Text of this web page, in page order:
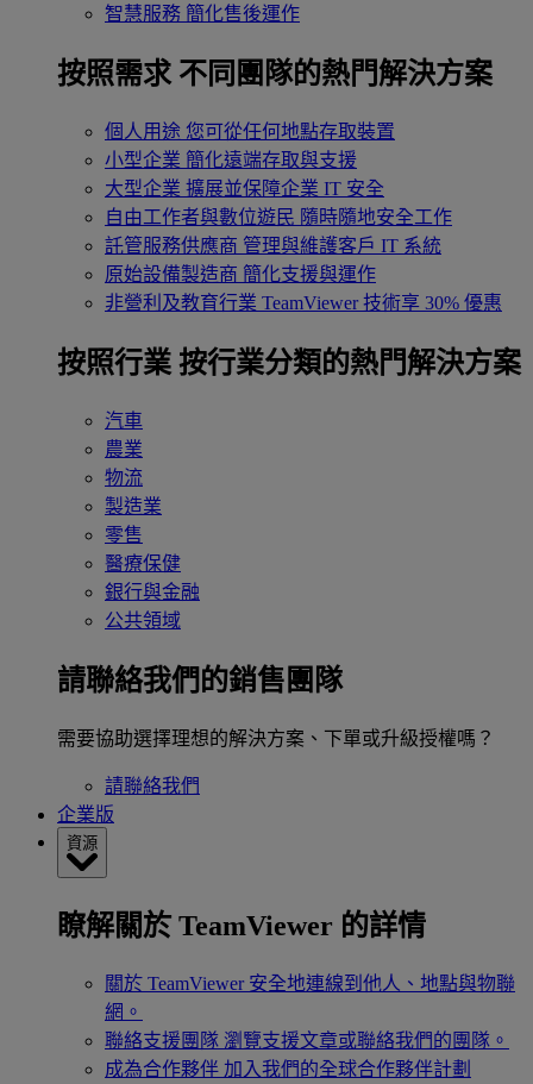
智慧服務 簡化售後運作
按照需求 不同團隊的熱門解決方案
個人用途 您可從任何地點存取裝置
小型企業 簡化遠端存取與支援
大型企業 擴展並保障企業 IT 安全
自由工作者與數位遊民 隨時隨地安全工作
託管服務供應商 管理與維護客戶 IT 系統
原始設備製造商 簡化支援與運作
非營利及教育行業 TeamViewer 技術享 30% 優惠
按照行業 按行業分類的熱門解決方案
汽車
農業
物流
製造業
零售
醫療保健
銀行與金融
公共領域
請聯絡我們的銷售團隊
需要協助選擇理想的解決方案、下單或升級授權嗎？
請聯絡我們
企業版
資源
瞭解關於 TeamViewer 的詳情
關於 TeamViewer 安全地連線到他人、地點與物聯
網。
聯絡支援團隊 瀏覽支援文章或聯絡我們的團隊。
成為合作夥伴 加入我們的全球合作夥伴計劃